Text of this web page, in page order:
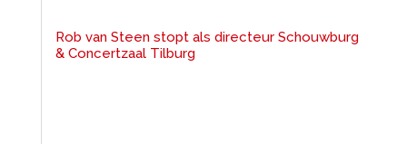
Rob van Steen stopt als directeur Schouwburg
& Concertzaal Tilburg